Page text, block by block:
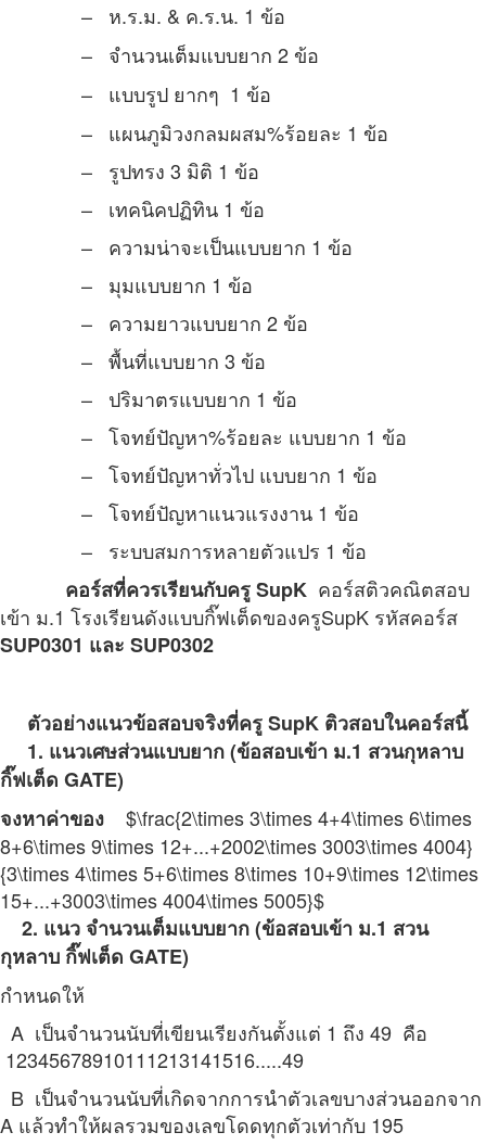
– ห.ร.ม. & ค.ร.น. 1 ข้อ
– จำนวนเต็มแบบยาก 2 ข้อ
– แบบรูป ยากๆ 1 ข้อ
– แผนภูมิวงกลมผสม%ร้อยละ 1 ข้อ
– รูปทรง 3 มิติ 1 ข้อ
– เทคนิคปฏิทิน 1 ข้อ
– ความน่าจะเป็นแบบยาก 1 ข้อ
– มุมแบบยาก 1 ข้อ
– ความยาวแบบยาก 2 ข้อ
– พื้นที่แบบยาก 3 ข้อ
– ปริมาตรแบบยาก 1 ข้อ
– โจทย์ปัญหา%ร้อยละ แบบยาก 1 ข้อ
– โจทย์ปัญหาทั่วไป แบบยาก 1 ข้อ
– โจทย์ปัญหาแนวแรงงาน 1 ข้อ
– ระบบสมการหลายตัวแปร 1 ข้อ
คอร์สที่ควรเรียนกับครู SupK คอร์สติวคณิตสอบ
เข้า ม.1 โรงเรียนดังแบบกิ๊ฟเต็ดของครูSupK รหัสคอร์ส
SUP0301 และ SUP0302
ตัวอย่างแนวข้อสอบจริงที่ครู SupK ติวสอบในคอร์สนี้
1. แนวเศษส่วนแบบยาก(ข้อสอบเข้า ม.1 สวนกุหลาบ
กิ๊ฟเต็ด GATE)
จงหาค่าของ
$\frac{2\times 3\times 4+4\times 6\times
8+6\times 9\times 12+...+2002\times 3003\times 4004}
{3\times 4\times 5+6\times 8\times 10+9\times 12\times
15+...+3003\times 4004\times 5005}$
2. แนว จำนวนเต็มแบบยาก(ข้อสอบเข้า ม.1 สวน
กุหลาบ กิ๊ฟเต็ด GATE)
กำหนดให้
A เป็นจำนวนนับที่เขียนเรียงกันตั้งแต่ 1 ถึง 49 คือ
12345678910111213141516.....49
B เป็นจำนวนนับที่เกิดจากการนำตัวเลขบางส่วนออกจาก
A แล้วทำให้ผลรวมของเลขโดดทุกตัวเท่ากับ 195